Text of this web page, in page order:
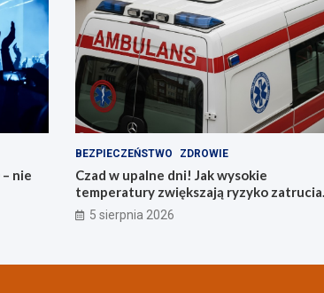
nie
BEZPIECZEŃSTWO ZDROWIE
Czad w upalne dni! Jak wysokie
temperatury zwiększają ryzyko zatrucia
tlenkiem węgla
5 sierpnia 2026